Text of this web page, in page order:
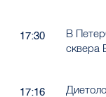
17:30
В
сквера
17:16